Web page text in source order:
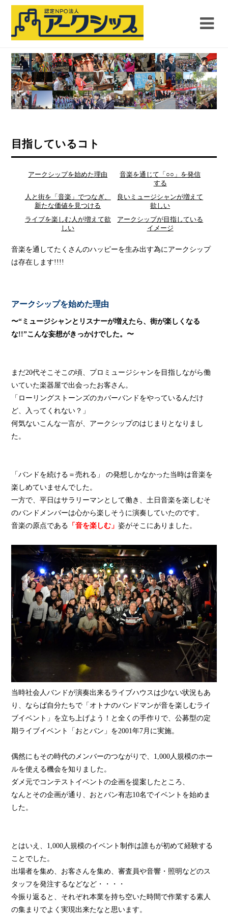
目指しているコト
アークシップを始めた理由
音楽を通じて「○○」を発信
する
人と街を「音楽」でつなぎ、
新たな価値を見つける
良いミュージシャンが増えて
欲しい
ライブを楽しむ人が増えて欲
しい
アークシップが目指している
イメージ
音楽を通してたくさんのハッピーを生み出す為にアークシップ
は存在します!!!!
アークシップを始めた理由
〜“ミュージシャンとリスナーが増えたら、街が楽しくなる
な!!”こんな妄想がきっかけでした。〜
まだ20代そこそこの頃、プロミュージシャンを目指しながら働
いていた楽器屋で出会ったお客さん。
「ローリングストーンズのカバーバンドをやっているんだけ
ど、入ってくれない？」
何気ないこんな一言が、アークシップのはじまりとなりまし
た。
「バンドを続ける＝売れる」 の発想しかなかった当時は音楽を
楽しめていませんでした。
一方で、平日はサラリーマンとして働き、土日音楽を楽しむそ
のバンドメンバーは心から楽しそうに演奏していたのです。
音楽の原点である 「音を楽しむ」姿がそこにありました。
当時社会人バンドが演奏出来るライブハウスは少ない状況もあ
り、ならば自分たちで「オトナのバンドマンが音を楽しむライ
ブイベント」を立ち上げよう！と全くの手作りで、公募型の定
期ライブイベント「おとバン」を2001年7月に実施。
偶然にもその時代のメンバーのつながりで、1,000人規模のホー
ルを使える機会を知りました。
ダメ元でコンテストイベントの企画を提案したところ、
なんとその企画が通り、おとバン有志10名でイベントを始めま
した。
とはいえ、1,000人規模のイベント制作は誰もが初めて経験する
ことでした。
出場者を集め、お客さんを集め、審査員や音響・照明などのス
タッフを発注するなどなど・・・・
今振り返ると、それぞれ本業を持ち空いた時間で作業する素人
の集まりでよく実現出来たなと思います。